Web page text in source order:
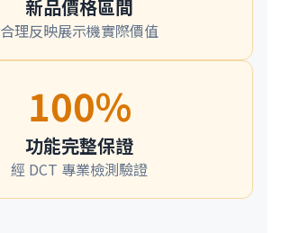
新品價格區間
合理反映展示機實際價值
100%
功能完整保證
經 DCT 專業檢測驗證